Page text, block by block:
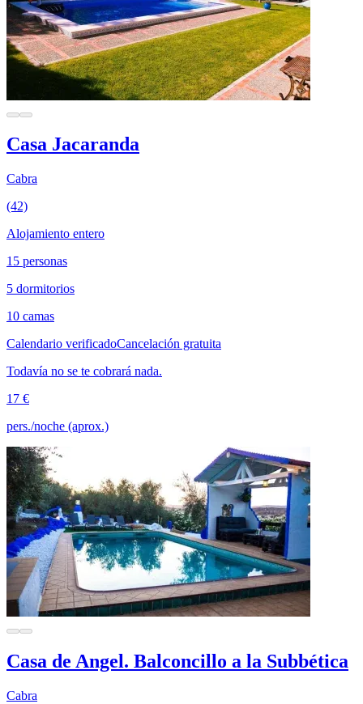
Casa Jacaranda
Cabra
(42)
Alojamiento entero
15 personas
5 dormitorios
10 camas
Calendario verificadoCancelación gratuita
Todavía no se te cobrará nada.
17 €
pers./noche (aprox.)
Casa de Angel. Balconcillo a la Subbética
Cabra